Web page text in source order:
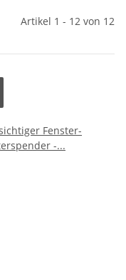
Artikel 1 - 12 von 12